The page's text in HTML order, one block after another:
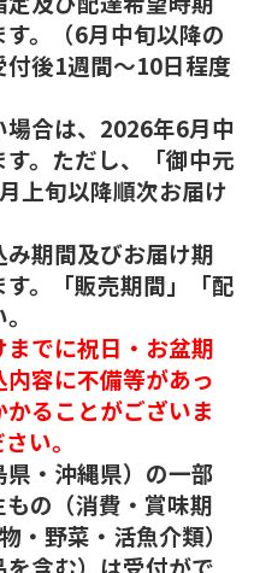
。（6月中旬以降の
後1週間～10日程度
合は、2026年6月中
。ただし、「御中元
上旬以降順次お届け
期間及びお届け期
。「販売期間」「配
でに祝日・お盆期
容に不備等があっ
ることがございま
い。
・沖縄県）の一部
の（消費・賞味期
・野菜・活魚介類）
含む）は受付がで